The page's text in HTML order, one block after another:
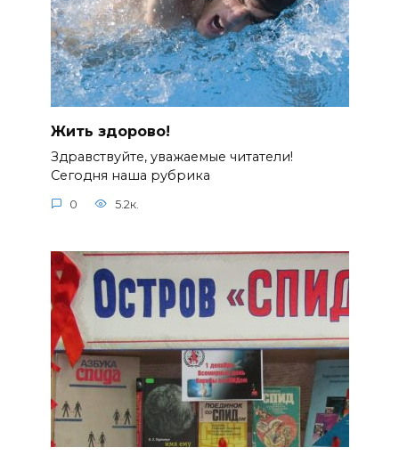
Жить здорово!
Здравствуйте, уважаемые читатели!
Сегодня наша рубрика
0 5.2к.